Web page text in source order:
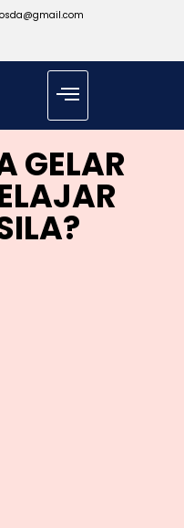
GELAR